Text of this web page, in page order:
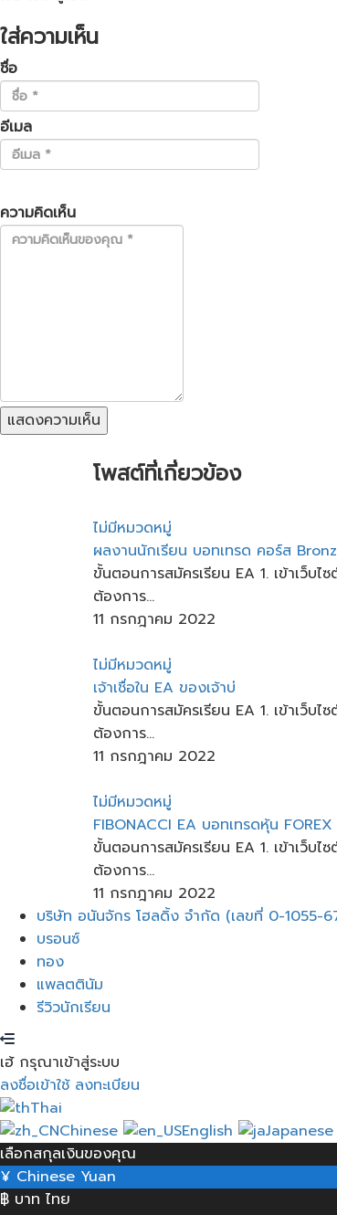
ใส่ความเห็น
ชื่อ
อีเมล
ความคิดเห็น
แสดงความเห็น
โพสต์ที่เกี่ยวข้อง
ไม่มีหมวดหมู่
ผลงานนักเรียน​ บอทเทรด​ คอร์ส​
ขั้นตอนการสมัครเรียน EA 1. เข้าเว็
ต้องการ...
11 กรกฎาคม 2022
ไม่มีหมวดหมู่
เจ้าเชื่อใน​ EA​ ของเจ้าบ่
ขั้นตอนการสมัครเรียน EA 1. เข้าเว็
ต้องการ...
11 กรกฎาคม 2022
ไม่มีหมวดหมู่
FIBONACCI EA บอทเทรดหุ้น​
ขั้นตอนการสมัครเรียน EA 1. เข้าเว็
ต้องการ...
11 กรกฎาคม 2022
เมนู
บริษัท อนันจักร โฮลดิ้ง จำกัด (เลขที่ 0-1055-
บรอนซ์
ทอง
แพลตตินัม
รีวิวนักเรียน
เฮ้ กรุณาเข้าสู่ระบบ
ลงชื่อเข้าใช้ ลงทะเบียน
Thai
Chinese
English Japanese
เลือกสกุลเงินของคุณ
¥ Chinese Yuan
฿ บาท ไทย